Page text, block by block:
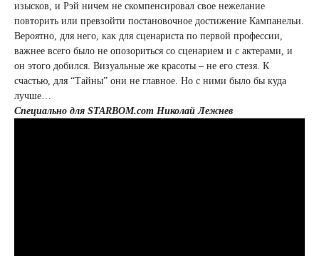
изысков, и Рэй ничем не скомпенсировал свое нежелание
повторить или превзойти постановочное достижение Кампанельи.
Вероятно, для него, как для сценариста по первой профессии,
важнее всего было не опозориться со сценарием и с актерами, и
он этого добился. Визуальные же красоты – не его стезя. К
счастью, для “Тайны” они не главное. Но с ними было бы куда
лучше…
Специально для STARBOM.com Николай Лежнев